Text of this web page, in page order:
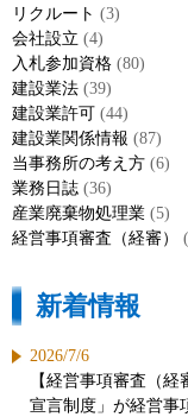
リクルート (3)
会社設立 (4)
入札参加資格 (80)
建設業法 (39)
建設業許可 (44)
建設業関係情報 (87)
当事務所の考え方 (6)
業務日誌 (36)
産業廃棄物処理業 (5)
経営事項審査（経審）
新着情報
2026/7/6
【経営事項審査（
宣言制度」が経営事